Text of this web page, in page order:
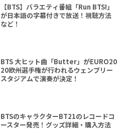
【BTS】バラエティ番組「Run BTS!」
が日本語の字幕付きで放送！視聴方法
など！
BTS 大ヒット曲「Butter」がEURO20
20欧州選手権が行われるウェンブリー
スタジアムで演奏が決定！
BTSのキャラクターBT21のレコードコ
ースター発売！グッズ詳細・購入方法